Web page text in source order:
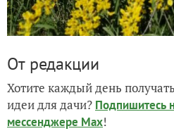
От редакции
Хотите каждый день
идеи для дачи? Подпишитесь
мессенджере Max!